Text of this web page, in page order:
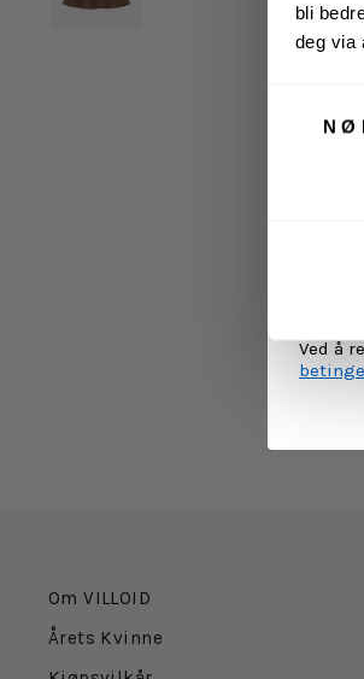
bli
deg via
Om VILLOID
Årets Kvinne
Ved å